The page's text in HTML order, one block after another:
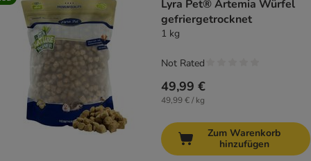
Lyra Pet® Artemia Würfel
gefriergetrocknet
1 kg
49,99 €
49,99 € / kg
Not Rated
Zum Warenkorb
hinzufügen